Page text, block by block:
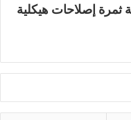
إصلاحات هيكلية